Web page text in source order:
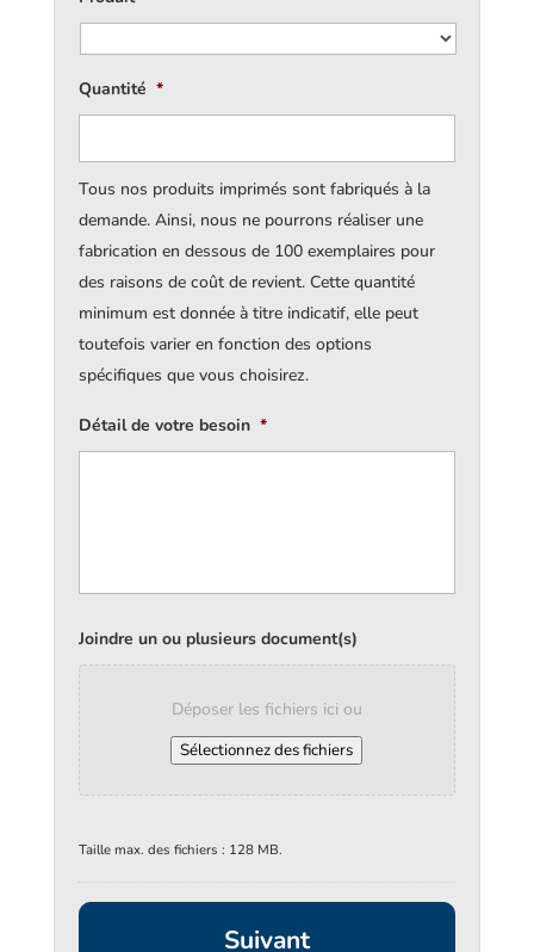
Quantité *
Tous nos produits imprimés sont fabriqués à la
demande. Ainsi, nous ne pourrons réaliser une
fabrication en dessous de 100 exemplaires pour
des raisons de coût de revient. Cette quantité
minimum est donnée à titre indicatif, elle peut
toutefois varier en fonction des options
spécifiques que vous choisirez.
Détail de votre besoin *
Joindre un ou plusieurs document(s)
Déposer les fichiers ici ou
Sélectionnez des fichiers
Taille max. des fichiers : 128 MB.